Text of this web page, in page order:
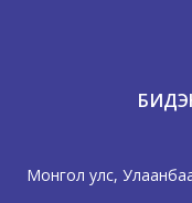
Монгол улс,